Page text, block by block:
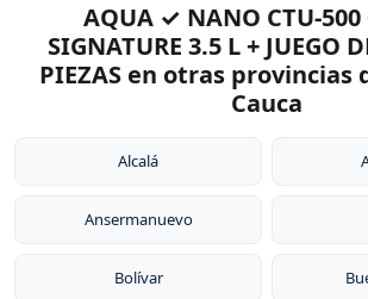
AQUA ✓ NANO CTU-500
SIGNATURE 3.5 L + JUEGO
PIEZAS en otras provincias
Cauca
Alcalá
Ansermanuevo
Bolívar